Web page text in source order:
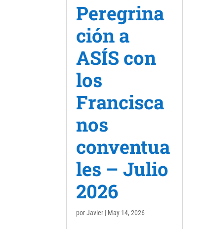
Peregrina
ción a
ASÍS con
los
Francisca
nos
conventua
les – Julio
2026
porJavier | May 14, 2026